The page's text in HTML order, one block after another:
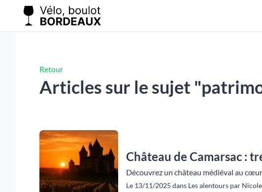
Retour
Articles sur le sujet
Château de Camarsac :
Découvrez un château médiéval au
Le 13/11/2025 dans Les alentours par